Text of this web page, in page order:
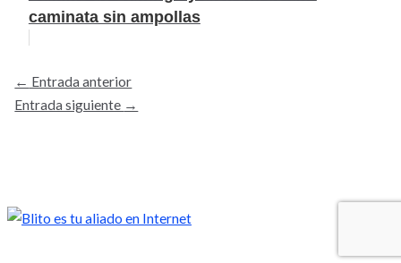
caminata sin ampollas
← Entrada anterior
Entrada siguiente →